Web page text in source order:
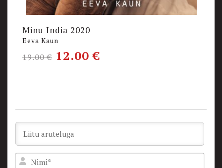
Minu India 2020
Eeva Kaun
19.00€ 12.00€